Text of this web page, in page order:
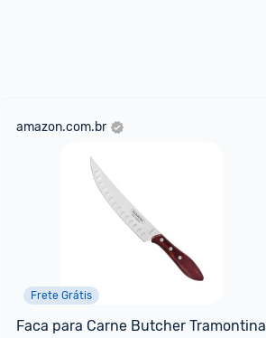
amazon.com.br
Frete Grátis
Faca para Carne Butcher Tramontina